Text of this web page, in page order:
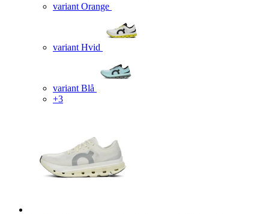
variant Orange
variant Hvid
variant Blå
+3